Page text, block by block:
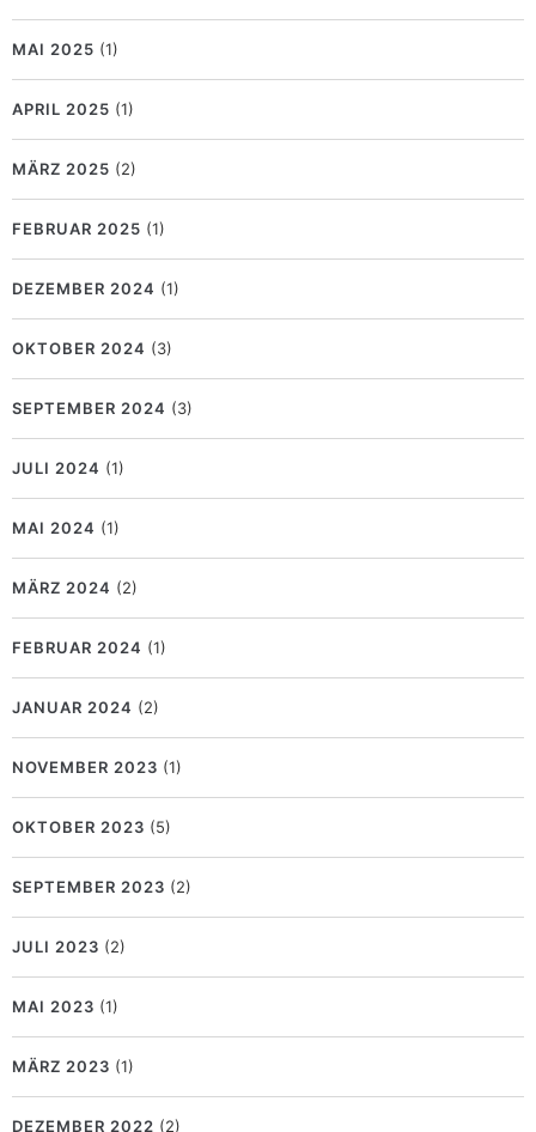
MAI 2025 (1)
APRIL 2025 (1)
MÄRZ 2025 (2)
FEBRUAR 2025 (1)
DEZEMBER 2024 (1)
OKTOBER 2024 (3)
SEPTEMBER 2024 (3)
JULI 2024 (1)
MAI 2024 (1)
MÄRZ 2024 (2)
FEBRUAR 2024 (1)
JANUAR 2024 (2)
NOVEMBER 2023 (1)
OKTOBER 2023 (5)
SEPTEMBER 2023 (2)
JULI 2023 (2)
MAI 2023 (1)
MÄRZ 2023 (1)
DEZEMBER 2022 (2)